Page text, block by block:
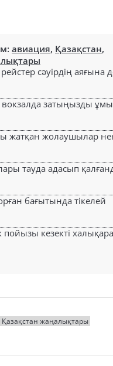
авиация, Қазақстан,
сәуірдің аяғына
затыңызды
жатқан жолаушылар
тауда адасып
бағытында тікелей
пойызы кезекті
Қазақстан жаңалықтары